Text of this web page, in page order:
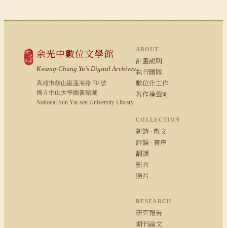
余光中數位文學館
Kwang-Chung Yu's Digital Archives
高雄市鼓山區蓮海路 70 號
國立中山大學圖書館藏
National Sun Yat-sen University Library
ABOUT
計畫說明
執行團隊
數位化工作
著作權聲明
COLLECTION
新詩 · 散文
評論 · 書序
翻譯
影音
照片
RESEARCH
研究報告
期刊論文